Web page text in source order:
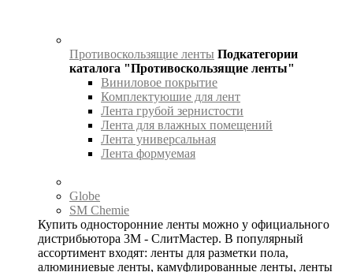
Противоскользящие ленты Подкатегории
каталога "Противоскользящие ленты"
Виниловое покрытие
Комплектуюшие для лент
Лента грубой зернистости
Лента для влажных помещений
Лента универсальная
Лента формуемая
Globe
SM Chemie
Купить односторонние ленты можно у официального
дистрибьютора 3М - СлитМастер. В популярный
ассортимент входят: ленты для разметки пола,
алюминиевые ленты, камуфлированные ленты, ленты